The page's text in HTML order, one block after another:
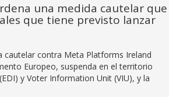
una medida cautelar que
que tiene previsto lanzar
cautelar contra Meta Platforms Ireland
Europeo, suspenda en el territorio
y Voter Information Unit (VIU), y la